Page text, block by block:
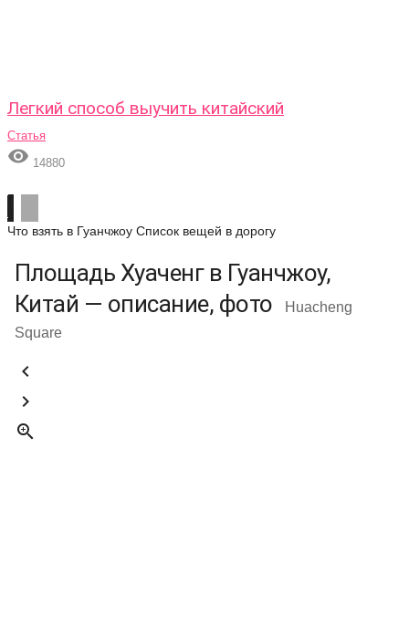
Легкий способ выучить китайский
Статья
 14880
Что взять в Гуанчжоу Список вещей в дорогу
Площадь Хуаченг в Гуанчжоу,
Китай — описание, фото
Huacheng
Square


